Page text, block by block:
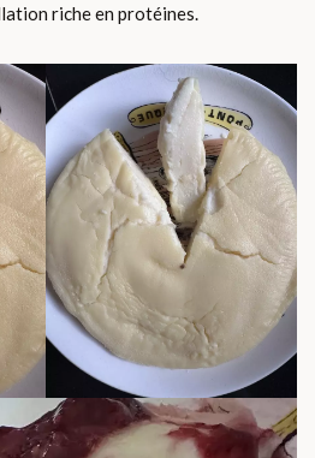
riche en protéines.